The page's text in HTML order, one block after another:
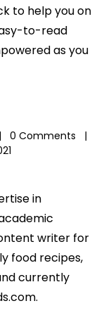
to help you on
to-read
as you
|
0 Comments |
in
writer for
food recipes,
currently